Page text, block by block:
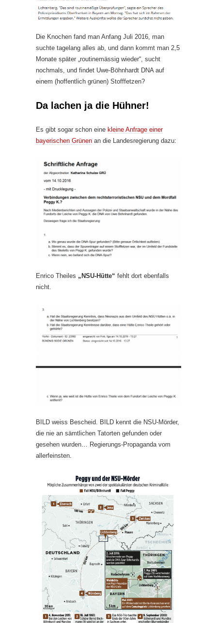
Die Knochen fand man Anfang Juli 2016, man
suchte tagelang alles ab, und dann kommt man 2,5
Monate später „routinemässig wieder“, sucht
nochmals, und findet Uwe-Böhnhardt DNA auf
einem (hoffentlich grünen) Stofffetzen?
Da lachen ja die Hühner!
Es gibt sogar schon eine kleine Anfrage einer
bayerischen Grünen an die Landesregierung dazu:
Enrico Theiles „NSU-Hütte“ fehlt dort ebenfalls
nicht.
BILD weiss Bescheid. BILD kennt die NSU-Mörder,
die nie an sämtlichen Tatorten gefunden oder
gesehen wurden… Regierungs-Propaganda vom
allerfeinsten.